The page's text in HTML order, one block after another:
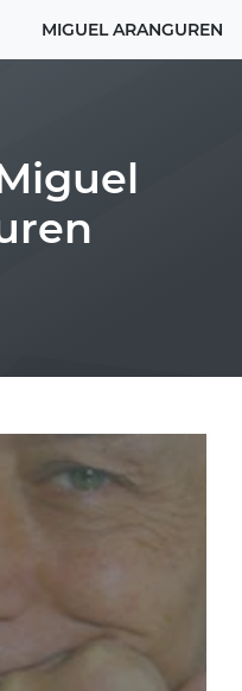
MIGUEL ARANGUREN